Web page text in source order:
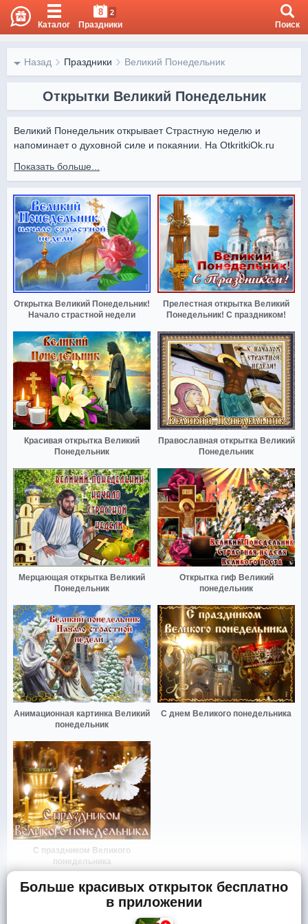
Каталог
8 2
Праздники Поиск
Назад Праздники Великий Понедельник
Открытки Великий Понедельник
Великий Понедельник открывает Страстную неделю и
напоминает о духовной силе и покаянии. На OtkritkiOk.ru
выразить уважение к вере и поделиться светлыми мыслями.
Здесь вы найдёте красивые изображения с иконами,
храмами и вдохновляющими словами. Все открытки можно
скачать бесплатно или отправить онлайн, чтобы поздравить
близких и поделиться светлой атмосферой праздника.
Показать больше...
Открытка Великий Понедельник!
Начало страстной недели
Прелестная открытка Великий
Понедельник! С праздником!
Красивая открытка Великий
Понедельник
Православная открытка Великий
Понедельник
Мерцающая открытка Великий
Понедельник
Открытка гиф Великий
понедельник
Анимационная картинка Великий
понедельник
С днем Великого понедельника
С праздником Великого
понедельника
Больше красивых открыток бесплатно
в приложении